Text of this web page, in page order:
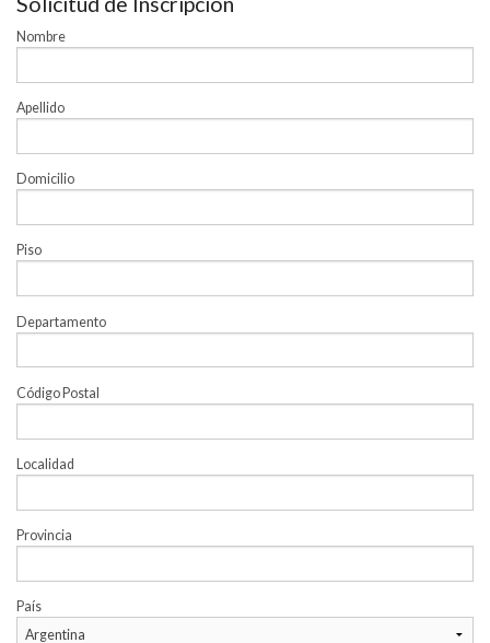
Investigación
Docencia
Nombre
Apellido
Domicilio
Piso
Departamento
Código Postal
Localidad
Provincia
País